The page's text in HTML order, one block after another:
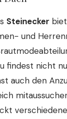
Steinecker
und
findest nicht
auch den
verschiedene